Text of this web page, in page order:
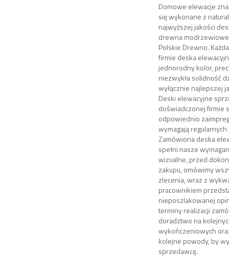
Domowe elewacje
się wykonane z
najwyższej jakości
drewna
Polskie Drewno.
firmie deska
jednorodny kolor,
niezwykła solidność
wyłącznie najlepszej
Deski elewacyjne
doświadczonej firmie
odpowiednio
wymagają
Zamówiona deska
spełni nasze
wizualne, przed
zakupu, omówimy
zlecenia, wraz z
pracownikiem
nieposzlakowanej
terminy realizacji
doradztwo na
wykończeniowych
kolejne powody, by
sprzedawcę.